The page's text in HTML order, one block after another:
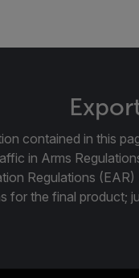
contained in this
in Arms
Regulations
for the final product;